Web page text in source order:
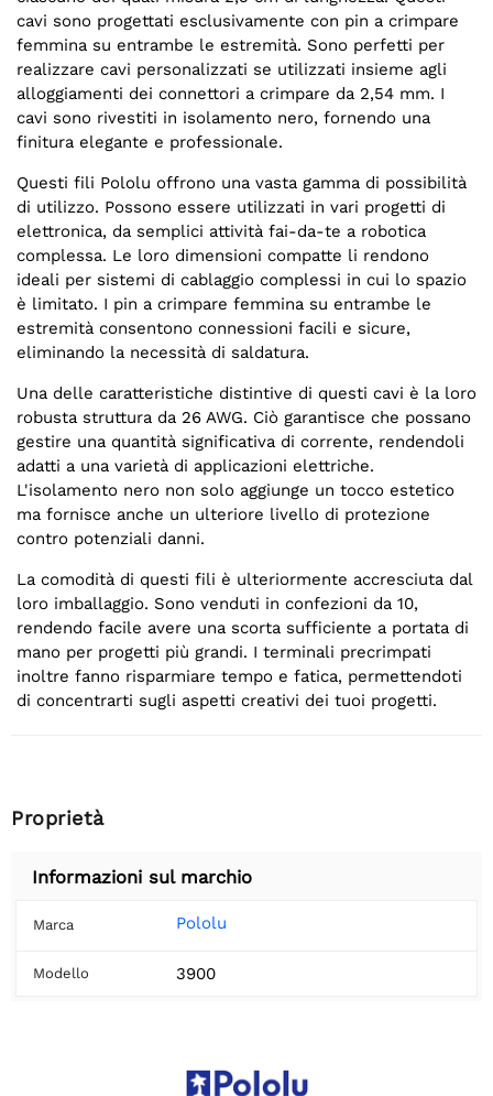
cavi sono progettati esclusivamente con pin a crimpare
femmina su entrambe le estremità. Sono perfetti per
realizzare cavi personalizzati se utilizzati insieme agli
alloggiamenti dei connettori a crimpare da 2,54 mm. I
cavi sono rivestiti in isolamento nero, fornendo una
finitura elegante e professionale.
Questi fili Pololu offrono una vasta gamma di possibilità
di utilizzo. Possono essere utilizzati in vari progetti di
elettronica, da semplici attività fai-da-te a robotica
complessa. Le loro dimensioni compatte li rendono
ideali per sistemi di cablaggio complessi in cui lo spazio
è limitato. I pin a crimpare femmina su entrambe le
estremità consentono connessioni facili e sicure,
eliminando la necessità di saldatura.
Una delle caratteristiche distintive di questi cavi è la loro
robusta struttura da 26 AWG. Ciò garantisce che possano
gestire una quantità significativa di corrente, rendendoli
adatti a una varietà di applicazioni elettriche.
L'isolamento nero non solo aggiunge un tocco estetico
ma fornisce anche un ulteriore livello di protezione
contro potenziali danni.
La comodità di questi fili è ulteriormente accresciuta dal
loro imballaggio. Sono venduti in confezioni da 10,
rendendo facile avere una scorta sufficiente a portata di
mano per progetti più grandi. I terminali precrimpati
inoltre fanno risparmiare tempo e fatica, permettendoti
di concentrarti sugli aspetti creativi dei tuoi progetti.
Proprietà
Informazioni sul marchio
Marca Pololu
Modello 3900